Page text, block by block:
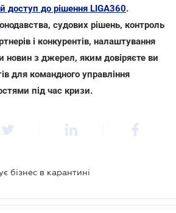
доступ до рішення LIGA360.
судових рішень, контроль
і конкурентів, налаштування
новин з джерел, яким довіряєте ви
для командного управління
під час кризи.
бізнес в карантині